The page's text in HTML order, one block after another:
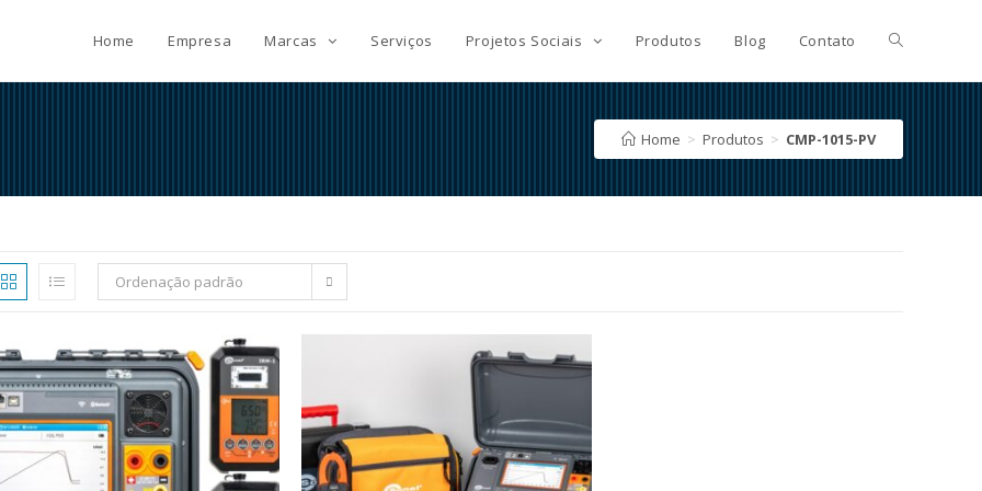
Home Empresa Marcas Serviços Projetos Sociais Produtos Blog Contato
Home > Produtos > CMP-1015-PV
Ordenação padrão